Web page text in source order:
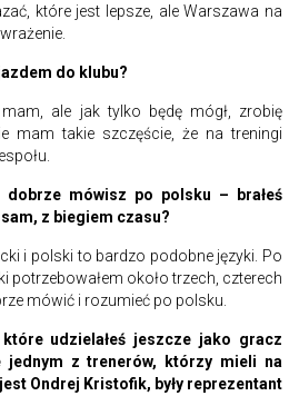
które jest lepsze, ale Warszawa na
do klubu?
ale jak tylko będę mógł, zrobię
mam takie szczęście, że na treningi
dobrze mówisz po polsku – brałeś
sam, z biegiem czasu?
i polski to bardzo podobne języki. Po
potrzebowałem około trzech, czterech
mówić i rozumieć po polsku.
udzielałeś jeszcze jako gracz
jednym z trenerów, którzy mieli na
Ondrej Kristofik, były reprezentant